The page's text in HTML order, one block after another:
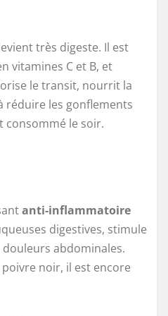
très digeste. Il est
vitamines C et B, et
le transit, nourrit la
réduire les gonflements
consommé le soir.
anti-inflammatoire
digestives, stimule
abdominales.
noir, il est encore